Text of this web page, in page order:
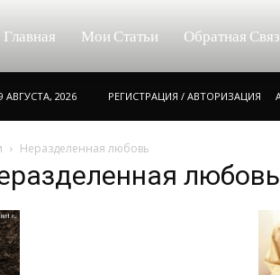
Главная Мои Статьи Обратная
АВГУСТА, 2026 РЕГИСТРАЦИЯ / АВТОРИЗАЦИЯ
Неразделенная любовь
любовь